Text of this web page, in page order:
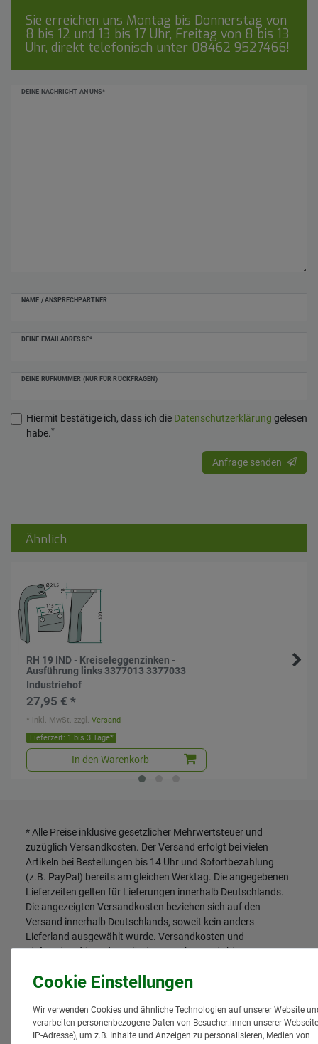
Sie erreichen uns Montag bis Donnerstag von
8 bis 12 und 13 bis 17 Uhr, Freitag von 8 bis 13
Uhr, direkt telefonisch unter 08462 9527466!
DEINE NACHRICHT AN UNS*
NAME / ANSPRECHPARTNER
DEINE EMAILADRESSE*
DEINE RUFNUMMER (NUR FÜR RÜCKFRAGEN)
Hiermit bestätige ich, dass ich die Daten­schutz­erklärung gelesen
habe.*
Ceres::Template.mailFormHoneypotLabel
Anfrage senden
Ähnlich
RH 19 IND - Kreiseleggenzinken -
Ausführung links 3377013 3377033
Industriehof
27,95 € *
Lieferzeit: 1 bis 3 Tage*
In den Warenkorb
* inkl. MwSt. zzgl.Versand
* Alle Preise inklusive gesetzlicher Mehrwertsteuer und
zuzüglich Versandkosten. Der Versand erfolgt bei vielen
Artikeln bei Bestellungen bis 14 Uhr und Sofortbezahlung
(z.B. PayPal) bereits am gleichen Werktag. Die angegebenen
Lieferzeiten gelten für Lieferungen innerhalb Deutschlands.
Die angezeigten Versandkosten beziehen sich auf den
Versand innerhalb Deutschlands, soweit kein anders
Lieferland ausgewählt wurde. Versandkosten und
Lieferzeiten für andere Länder entnehmen Sie bitte
Wir verwenden Cookies und ähnliche Technologien auf unserer Website
verarbeiten personenbezogene Daten von Besucher:innen unserer
IP-Adresse), um z.B. Inhalte und Anzeigen zu personalisieren, Medien von